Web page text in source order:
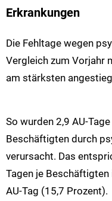
Erkrankungen
Die Fehltage wegen
Vergleich zum Vorjahr
am stärksten
So wurden 2,9 AU-
Beschäftigten durch
verursacht. Das
Tagen je
AU-Tag (15,7 Prozent).